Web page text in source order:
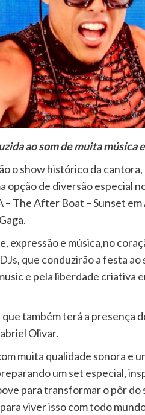
ao som de muita música
o show histórico da
opção de diversão especial
The After Boat – Sunset em
expressão e música,no
que conduzirão a festa ao
e pela liberdade criativa
também terá a presença
Olivar.
muita qualidade sonora e
um set especial,
para transformar o pôr do
viver isso com todo